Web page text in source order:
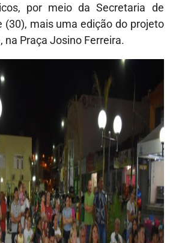
por meio da Secretaria de
(30), mais uma edição do projeto
na Praça Josino Ferreira.